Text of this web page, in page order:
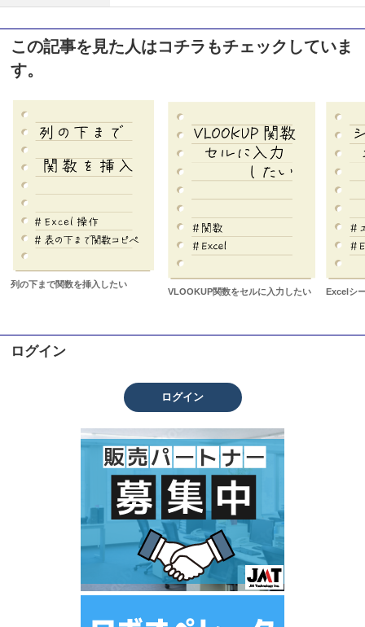
この記事を見た人はコチラもチェックしていま
す。
列の下まで関数を挿入したい
VLOOKUP関数をセルに入力したい Excelシ
ログイン
ログイン